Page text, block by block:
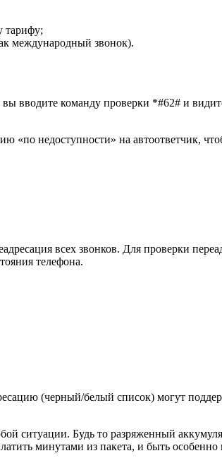
тарифу;
международный звонок).
вводите команду проверки *#62# и
«по недоступности» на автоответчик,
всех звонков. Для проверки
телефона.
(черный/белый список) могут
ситуации. Будь то разряженный
минутами из пакета, и быть